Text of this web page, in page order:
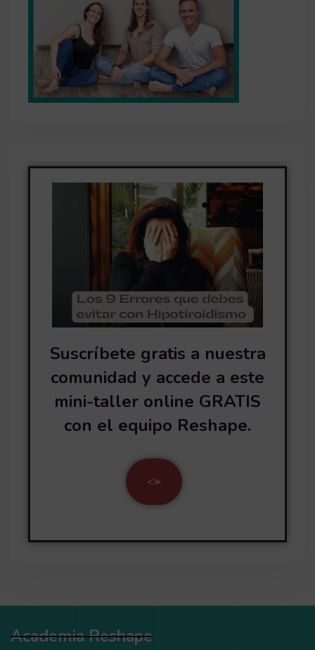
Suscríbete gratis a nuestra
comunidad y accede a este
mini-taller online GRATIS
con el equipo Reshape.
<>
Academia Reshape